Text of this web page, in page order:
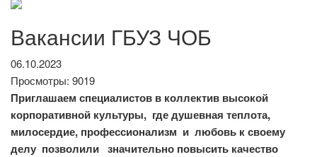
Вакансии ГБУЗ ЧОБ
06.10.2023
Просмотры: 9019
Приглашаем специалистов в коллектив высокой
корпоративной культуры, где душевная теплота,
милосердие, профессионализм и любовь к своему
делу позволили значительно повысить качество